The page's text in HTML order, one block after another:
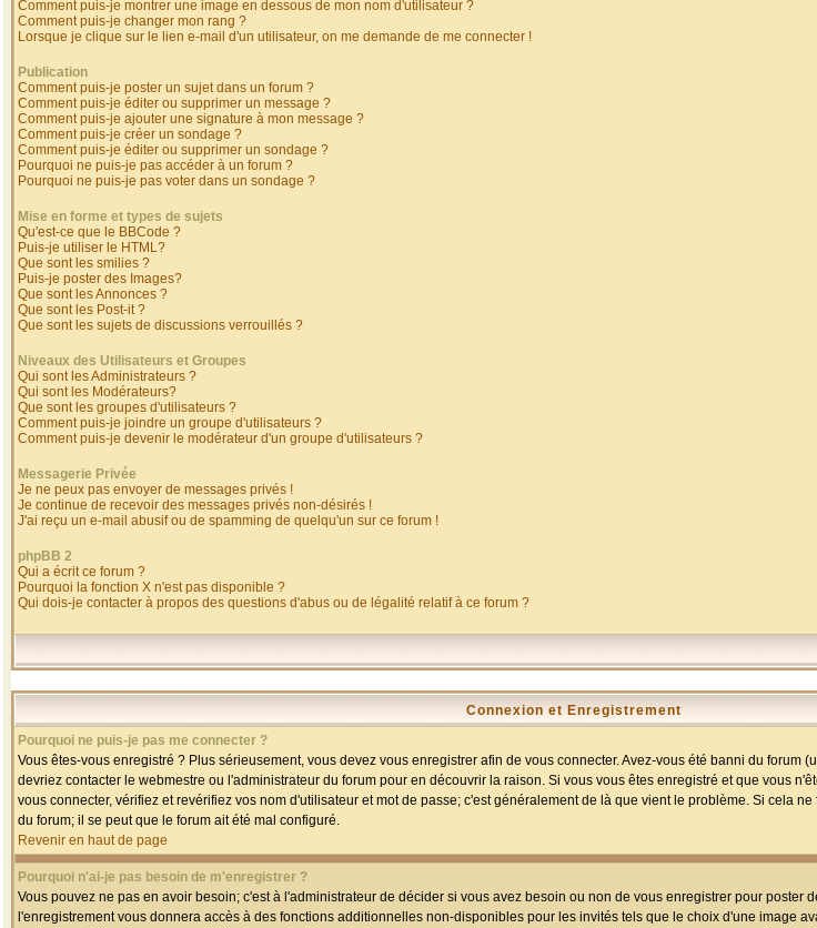
Comment puis-je montrer une image en dessous de mon nom d'utilisateur ?
Comment puis-je changer mon rang ?
Lorsque je clique sur le lien e-mail d'un utilisateur, on me demande de me connecter !
Publication
Comment puis-je poster un sujet dans un forum ?
Comment puis-je éditer ou supprimer un message ?
Comment puis-je ajouter une signature à mon message ?
Comment puis-je créer un sondage ?
Comment puis-je éditer ou supprimer un sondage ?
Pourquoi ne puis-je pas accéder à un forum ?
Pourquoi ne puis-je pas voter dans un sondage ?
Mise en forme et types de sujets
Qu'est-ce que le BBCode ?
Puis-je utiliser le HTML?
Que sont les smilies ?
Puis-je poster des Images?
Que sont les Annonces ?
Que sont les Post-it ?
Que sont les sujets de discussions verrouillés ?
Niveaux des Utilisateurs et Groupes
Qui sont les Administrateurs ?
Qui sont les Modérateurs?
Que sont les groupes d'utilisateurs ?
Comment puis-je joindre un groupe d'utilisateurs ?
Comment puis-je devenir le modérateur d'un groupe d'utilisateurs ?
Messagerie Privée
Je ne peux pas envoyer de messages privés !
Je continue de recevoir des messages privés non-désirés !
J'ai reçu un e-mail abusif ou de spamming de quelqu'un sur ce forum !
phpBB 2
Qui a écrit ce forum ?
Pourquoi la fonction X n'est pas disponible ?
Qui dois-je contacter à propos des questions d'abus ou de légalité relatif à ce forum ?
Connexion et Enregistrement
Pourquoi ne puis-je pas me connecter ?
Vous êtes-vous enregistré ? Plus sérieusement, vous devez vous enregistrer afin de vous connecter. Avez-vous été banni du forum
devriez contacter le webmestre ou l'administrateur du forum pour en découvrir la raison. Si vous vous êtes enregistré et que vous
vous connecter, vérifiez et revérifiez vos nom d'utilisateur et mot de passe; c'est généralement de là que vient le problème. Si cela
du forum; il se peut que le forum ait été mal configuré.
Revenir en haut de page
Pourquoi n'ai-je pas besoin de m'enregistrer ?
Vous pouvez ne pas en avoir besoin; c'est à l'administrateur de décider si vous avez besoin ou non de vous enregistrer pour poster
l'enregistrement vous donnera accès à des fonctions additionnelles non-disponibles pour les invités tels que le choix d'une image